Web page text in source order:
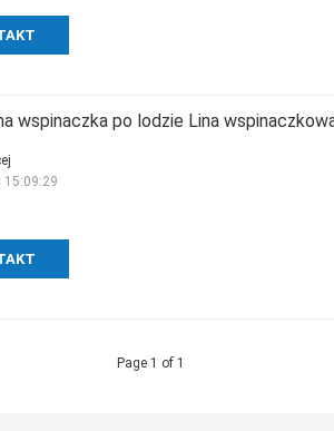
wspinaczka po lodzie Lina
15:09:29
Page 1 of 1